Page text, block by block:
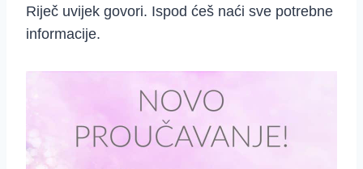
Riječ uvijek govori. Ispod ćeš naći sve potrebne
informacije.